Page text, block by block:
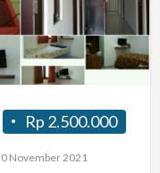
Rp 2.500.000
November 2021